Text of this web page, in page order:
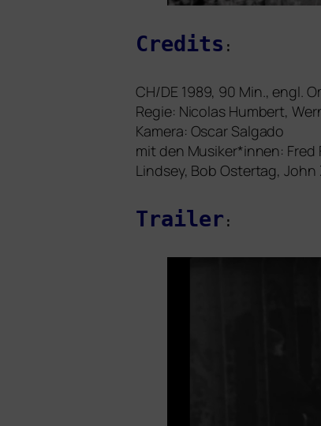
Credits :
CH/DE 1989, 90 Min., engl.
Regie: Nicolas Humbert,
Kamera: Oscar Salgado
mit den Musiker*innen: Fred
Lindsey, Bob Ostertag, John
Trailer :